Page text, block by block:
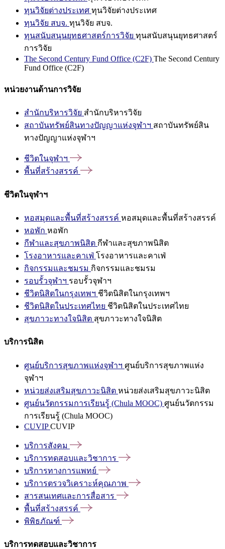
ทุนวิจัยต่างประเทศ ทุนวิจัยต่างประเทศ
ทุนวิจัย สบจ. ทุนวิจัย สบจ.
ทุนสนับสนุนยุทธศาสตร์การวิจัย ทุนสนับสนุนยุทธศาสตร์
การวิจัย
The Second Century Fund Office (C2F) The Second Century
Fund Office (C2F)
หน่วยงานด้านการวิจัย
สำนักบริหารวิจัย สำนักบริหารวิจัย
สถาบันทรัพย์สินทางปัญญาแห่งจุฬาฯ สถาบันทรัพย์สิน
ทางปัญญาแห่งจุฬาฯ
ชีวิตในจุฬาฯ
พื้นที่สร้างสรรค์
ชีวิตในจุฬาฯ
หอสมุดและพื้นที่สร้างสรรค์ หอสมุดและพื้นที่สร้างสรรค์
หอพัก หอพัก
กีฬาและสุขภาพนิสิต กีฬาและสุขภาพนิสิต
โรงอาหารและคาเฟ่ โรงอาหารและคาเฟ่
กิจกรรมและชมรม กิจกรรมและชมรม
รอบรั้วจุฬาฯ รอบรั้วจุฬาฯ
ชีวิตนิสิตในกรุงเทพฯ ชีวิตนิสิตในกรุงเทพฯ
ชีวิตนิสิตในประเทศไทย ชีวิตนิสิตในประเทศไทย
สุขภาวะทางใจนิสิต สุขภาวะทางใจนิสิต
บริการนิสิต
ศูนย์บริการสุขภาพแห่งจุฬาฯ ศูนย์บริการสุขภาพแห่ง
จุฬาฯ
หน่วยส่งเสริมสุขภาวะนิสิต หน่วยส่งเสริมสุขภาวะนิสิต
ศูนย์นวัตกรรมการเรียนรู้ (Chula MOOC) ศูนย์นวัตกรรม
การเรียนรู้ (Chula MOOC)
CUVIPCUVIP
บริการสังคม
บริการทดสอบและวิชาการ
บริการทางการแพทย์
บริการตรวจวิเคราะห์คุณภาพ
สารสนเทศและการสื่อสาร
พื้นที่สร้างสรรค์
พิพิธภัณฑ์
บริการทดสอบและวิชาการ